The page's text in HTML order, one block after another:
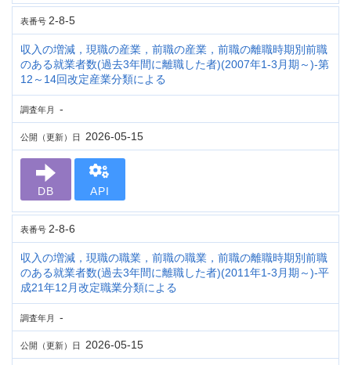
表番号 2-8-5
収入の増減，現職の産業，前職の産業，前職の離職時期別前職
のある就業者数(過去3年間に離職した者)(2007年1-3月期～)-第
12～14回改定産業分類による
調査年月 -
公開（更新）日 2026-05-15
DB API
表番号 2-8-6
収入の増減，現職の職業，前職の職業，前職の離職時期別前職
のある就業者数(過去3年間に離職した者)(2011年1-3月期～)-平
成21年12月改定職業分類による
調査年月 -
公開（更新）日 2026-05-15